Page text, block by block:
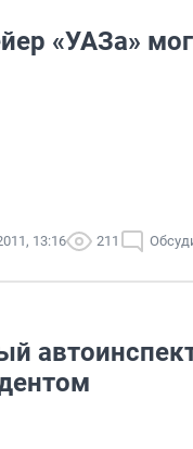
«УАЗа»
13:16 211